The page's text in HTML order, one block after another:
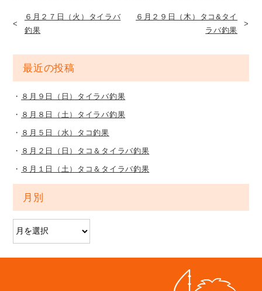
６月２７日（火）タイラバ
釣果
６月２９日（木）タコ&タイ
ラバ釣果
最近の投稿
８月９日（日）タイラバ釣果
８月８日（土）タイラバ釣果
８月５日（水）タコ釣果
８月２日（日）タコ＆タイラバ釣果
８月１日（土）タコ＆タイラバ釣果
月別